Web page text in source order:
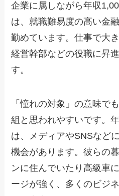
企業に属しながら年収
は、就職難易度の高い金
勤めています。仕事で大
経営幹部などの役職に昇
す。
「憧れの対象」の意味で
組と思われやすいです。
は、メディアやSNSなど
機会があります。彼らの
ンに住んでいたり高級車
ージが強く、多くのビジ